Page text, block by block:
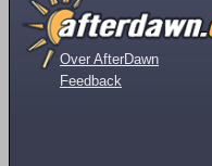
Over AfterDawn
Feedback